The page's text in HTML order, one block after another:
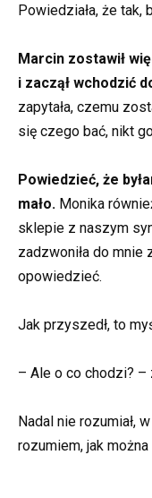
Powiedziała, że tak,
Marcin zostawił
i zaczął wchodzić
zapytała, czemu
się czego bać, nikt
Powiedzieć, że
mało. Monika
sklepie z naszym
zadzwoniła do mnie
opowiedzieć.
Jak przyszedł, to
– Ale o co chodzi? –
Nadal nie rozumiał,
rozumiem, jak